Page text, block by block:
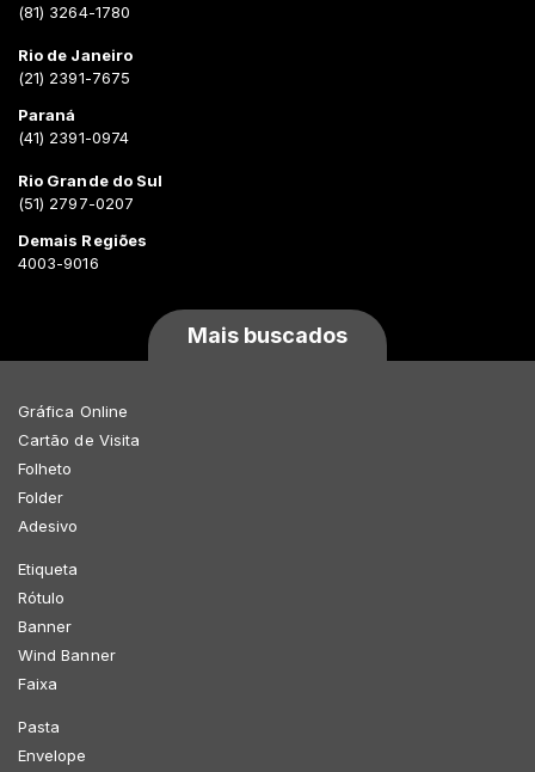
(81) 3264-1780
Rio de Janeiro
(21) 2391-7675
Paraná
(41) 2391-0974
Rio Grande do Sul
(51) 2797-0207
Demais Regiões
4003-9016
Mais buscados
Gráfica Online
Cartão de Visita
Folheto
Folder
Adesivo
Etiqueta
Rótulo
Banner
Wind Banner
Faixa
Pasta
Envelope